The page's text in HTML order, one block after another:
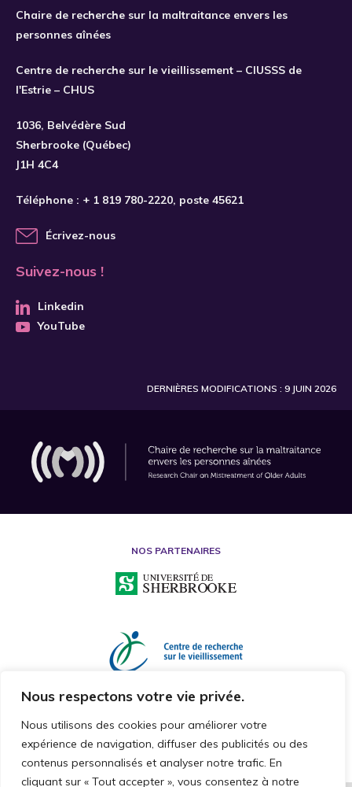
Nous respectons votre vie privée.
Nous utilisons des cookies pour améliorer votre
expérience de navigation, diffuser des publicités ou des
contenus personnalisés et analyser notre trafic. En
cliquant sur « Tout accepter », vous consentez à notre
Chaire de recherche sur la maltraitance envers les
personnes aînées
Centre de recherche sur le vieillissement – CIUSSS de
l'Estrie – CHUS
1036, Belvédère Sud
Sherbrooke (Québec)
J1H 4C4
Téléphone : + 1 819 780-2220, poste 45621
Écrivez-nous
Suivez-nous !
Linkedin
YouTube
DERNIÈRES MODIFICATIONS : 9 JUIN 2026
NOS PARTENAIRES